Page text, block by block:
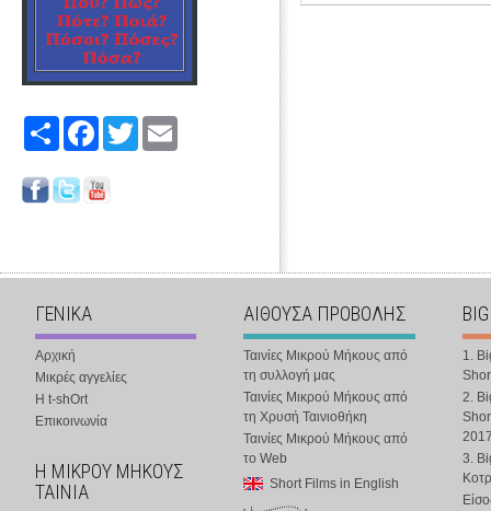
Share FacebookTwitter
ΓΕΝΙΚΑ
Αρχική
Μικρές αγγελίες
Η t-shOrt
Επικοινωνία
Η ΜΙΚΡΟΥ ΜΗΚΟΥΣ
ΤΑΙΝΙΑ
ΑΙΘΟΥΣΑ ΠΡΟΒΟΛΗΣ
Ταινίες Μικρού Μήκους από
τη συλλογή μας
Ταινίες Μικρού Μήκους από
τη Χρυσή Ταινιοθήκη
Ταινίες Μικρού Μήκους από
το Web
Short Films in English
1.
2.
3.